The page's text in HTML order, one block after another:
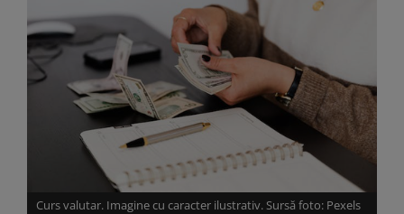
Curs valutar. Imagine cu caracter ilustrativ. Sursă foto: Pexels